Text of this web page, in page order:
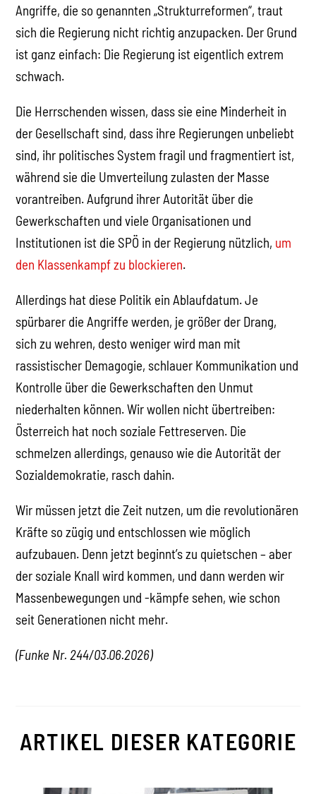
Angriffe, die so genannten „Strukturreformen“, traut
sich die Regierung nicht richtig anzupacken. Der Grund
ist ganz einfach: Die Regierung ist eigentlich extrem
schwach.
Die Herrschenden wissen, dass sie eine Minderheit in
der Gesellschaft sind, dass ihre Regierungen unbeliebt
sind, ihr politisches System fragil und fragmentiert ist,
während sie die Umverteilung zulasten der Masse
vorantreiben. Aufgrund ihrer Autorität über die
Gewerkschaften und viele Organisationen und
Institutionen ist die SPÖ in der Regierung nützlich, um
den Klassenkampf zu blockieren.
Allerdings hat diese Politik ein Ablaufdatum. Je
spürbarer die Angriffe werden, je größer der Drang,
sich zu wehren, desto weniger wird man mit
rassistischer Demagogie, schlauer Kommunikation und
Kontrolle über die Gewerkschaften den Unmut
niederhalten können. Wir wollen nicht übertreiben:
Österreich hat noch soziale Fettreserven. Die
schmelzen allerdings, genauso wie die Autorität der
Sozialdemokratie, rasch dahin.
Wir müssen jetzt die Zeit nutzen, um die revolutionären
Kräfte so zügig und entschlossen wie möglich
aufzubauen. Denn jetzt beginnt’s zu quietschen – aber
der soziale Knall wird kommen, und dann werden wir
Massenbewegungen und -kämpfe sehen, wie schon
seit Generationen nicht mehr.
(Funke Nr. 244/03.06.2026)
ARTIKEL DIESER KATEGORIE